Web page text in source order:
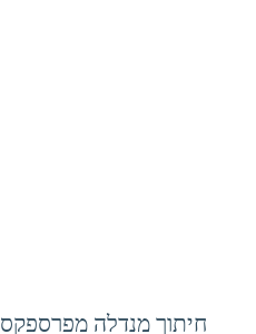
חיתוך מנדלה מפרספקס